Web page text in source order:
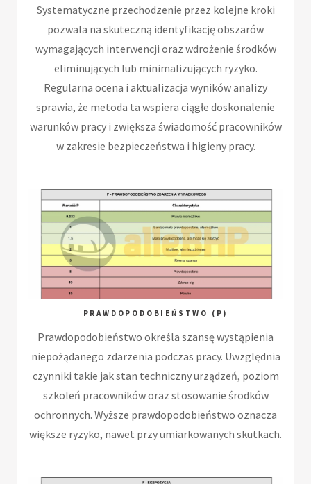
Systematyczne przechodzenie przez kolejne kroki
pozwala na skuteczną identyfikację obszarów
wymagających interwencji oraz wdrożenie środków
eliminujących lub minimalizujących ryzyko.
Regularna ocena i aktualizacja wyników analizy
sprawia, że metoda ta wspiera ciągłe doskonalenie
warunków pracy i zwiększa świadomość pracowników
w zakresie bezpieczeństwa i higieny pracy.
PRAWDOPODOBIEŃSTWO (P)
Prawdopodobieństwo określa szansę wystąpienia
niepożądanego zdarzenia podczas pracy. Uwzględnia
czynniki takie jak stan techniczny urządzeń, poziom
szkoleń pracowników oraz stosowanie środków
ochronnych. Wyższe prawdopodobieństwo oznacza
większe ryzyko, nawet przy umiarkowanych skutkach.